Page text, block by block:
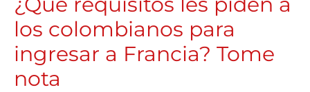
los colombianos para
ingresar a Francia? Tome
nota